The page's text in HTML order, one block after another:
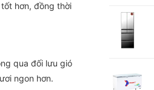
hơn, đồng thời
qua đối lưu gió
ngon hơn.